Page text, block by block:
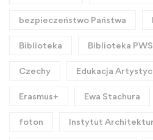
bezpieczeństwo Państwa
Biblioteka Biblioteka
Czechy Edukacja
Erasmus+ Ewa Stachura
foton Instytut